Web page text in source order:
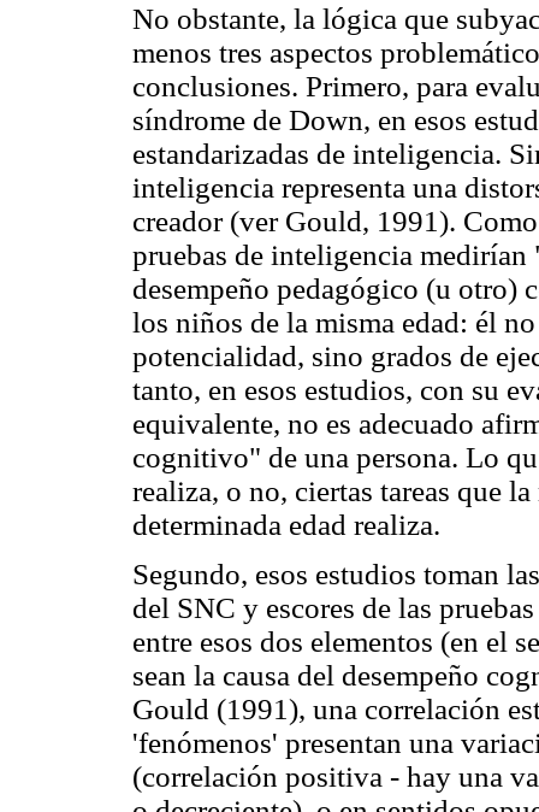
No obstante, la lógica que
menos tres aspectos
conclusiones. Primero, para
síndrome de Down, en esos
estandarizadas de inteligencia.
inteligencia representa una
creador (ver Gould, 1991).
pruebas de inteligencia
desempeño pedagógico (u otro)
los niños de la misma edad: él
potencialidad, sino grados de
tanto, en esos estudios, con su
equivalente, no es adecuado
cognitivo" de una persona. Lo
realiza, o no, ciertas tareas que
determinada edad realiza.
Segundo, esos estudios toman
del SNC y escores de las
entre esos dos elementos (en el
sean la causa del desempeño
Gould (1991), una correlación
'fenómenos' presentan una
(correlación positiva - hay una